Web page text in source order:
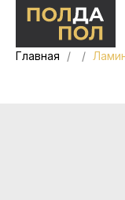
Главная